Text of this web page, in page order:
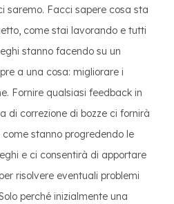
saremo. Facci sapere cosa sta
come stai lavorando e tutti
stanno facendo su un
a una cosa: migliorare i
Fornire qualsiasi feedback in
di correzione di bozze ci fornirà
stanno progredendo le
e ci consentirà di apportare
risolvere eventuali problemi
perché inizialmente una